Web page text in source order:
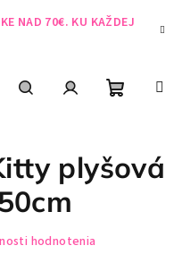
NAD 70€. KU KAŽDEJ
košík
plyšová
hodnotenia